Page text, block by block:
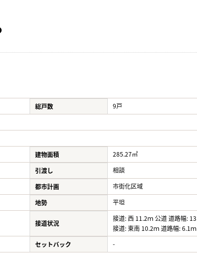
総戸数
9戸
建物面積
285.27㎡
引渡し
相談
都市計画
市街化区域
地勢 平坦
接道状況
接道: 西 11.2ｍ 公道 道路幅:
接道: 東南 10.2ｍ 道路幅: 6.1ｍ
セットバック
-